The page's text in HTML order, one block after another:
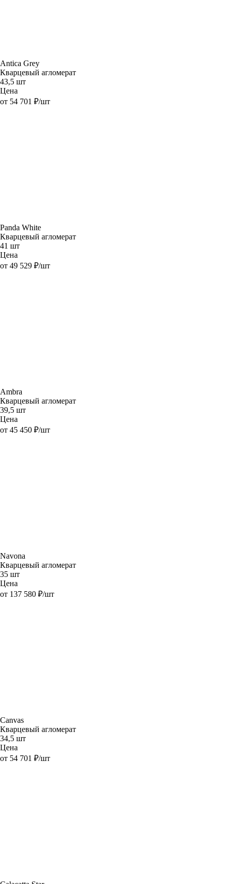
Antica Grey
Кварцевый агломерат
43,5 шт
Цена
от 54 701 ₽/шт
Panda White
Кварцевый агломерат
41 шт
Цена
от 49 529 ₽/шт
Ambra
Кварцевый агломерат
39,5 шт
Цена
от 45 450 ₽/шт
Navona
Кварцевый агломерат
35 шт
Цена
от 137 580 ₽/шт
Canvas
Кварцевый агломерат
34,5 шт
Цена
от 54 701 ₽/шт